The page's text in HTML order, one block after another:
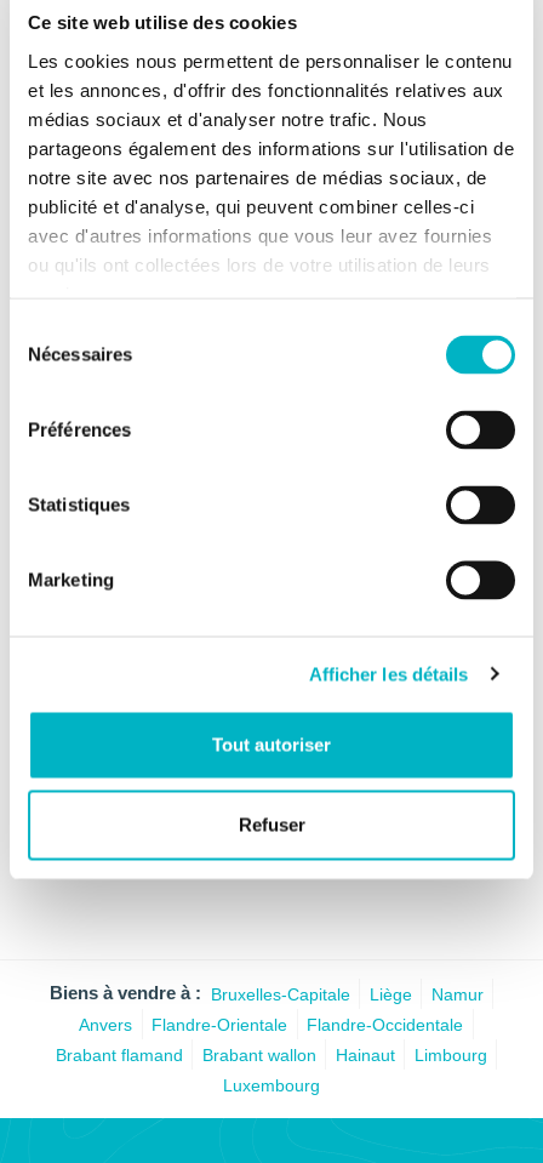
Ce site web utilise des cookies
Les cookies nous permettent de personnaliser le contenu
et les annonces, d'offrir des fonctionnalités relatives aux
médias sociaux et d'analyser notre trafic. Nous
partageons également des informations sur l'utilisation de
notre site avec nos partenaires de médias sociaux, de
publicité et d'analyse, qui peuvent combiner celles-ci
avec d'autres informations que vous leur avez fournies
ou qu'ils ont collectées lors de votre utilisation de leurs
Nécessaires
Préférences
Statistiques
Marketing
Afficher les détails
Tout autoriser
Refuser
Repris en zone d'habitat à caractère rural pour une
Cadastrés section B numéro 0165SP0000
Revenu cadastral (non indexé) : 17,00€
Ce bien est situé au cœur de la campagne et allie sérénité
et quiétude.
Renseignements, visites et offres: étude du Notaire
Donatienne d'Harveng: 068/33.84.14
Libre à partir du
Revenu cadastral
Informations sur le jardin et
Terrain à front de rue
Informations sur les commodités
et facilités
Biens à vendre à : Bruxelles-Capitale Liège
Namur
Anvers
Flandre-Orientale
Flandre-Occidentale
Brabant flamand
Brabant wallon Hainaut
Limbourg
Luxembourg